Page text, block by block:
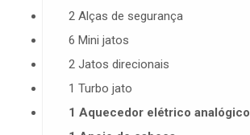
2 Alças de segurança
6 Mini jatos
2 Jatos direcionais
1 Turbo jato
1 Aquecedor elétrico analógico